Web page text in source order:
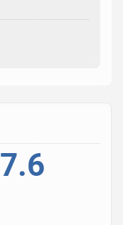
7.6